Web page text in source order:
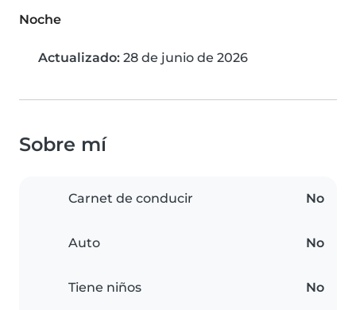
Noche
Actualizado: 28 de junio de 2026
Sobre mí
Carnet de conducir No
Auto No
Tiene niños No